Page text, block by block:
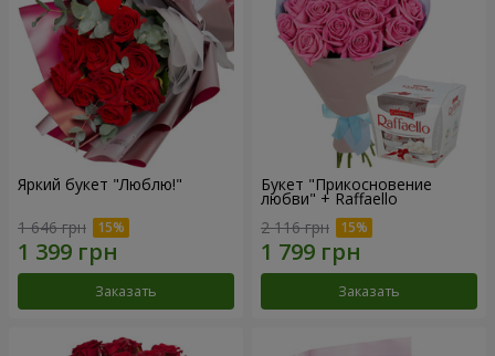
Яркий букет "Люблю!"
1 646 грн
Заказать
Букет "Прикосновение
любви" + Raffaello
2 116 грн
Заказать